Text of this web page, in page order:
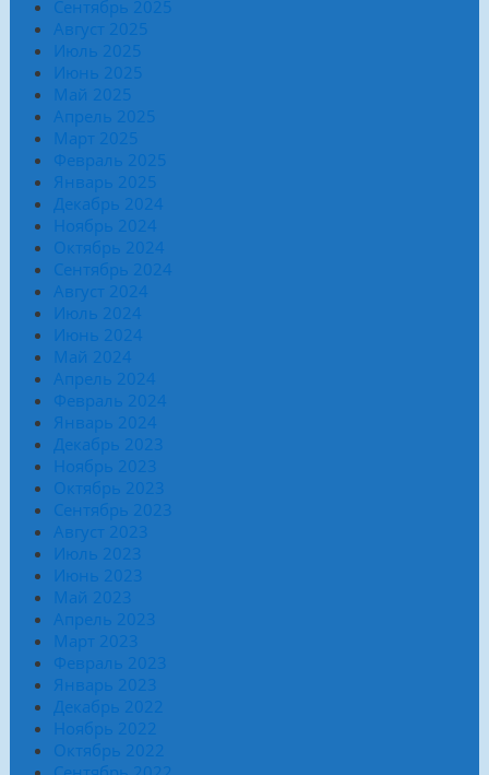
Сентябрь 2025
Август 2025
Июль 2025
Июнь 2025
Май 2025
Апрель 2025
Март 2025
Февраль 2025
Январь 2025
Декабрь 2024
Ноябрь 2024
Октябрь 2024
Сентябрь 2024
Август 2024
Июль 2024
Июнь 2024
Май 2024
Апрель 2024
Февраль 2024
Январь 2024
Декабрь 2023
Ноябрь 2023
Октябрь 2023
Сентябрь 2023
Август 2023
Июль 2023
Июнь 2023
Май 2023
Апрель 2023
Март 2023
Февраль 2023
Январь 2023
Декабрь 2022
Ноябрь 2022
Октябрь 2022